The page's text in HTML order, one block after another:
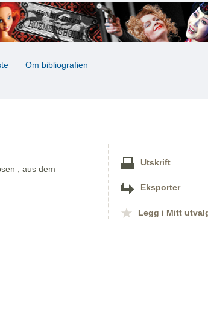
Om bibliografien
; aus dem
Utskrift
Eksporter
Legg i Mitt